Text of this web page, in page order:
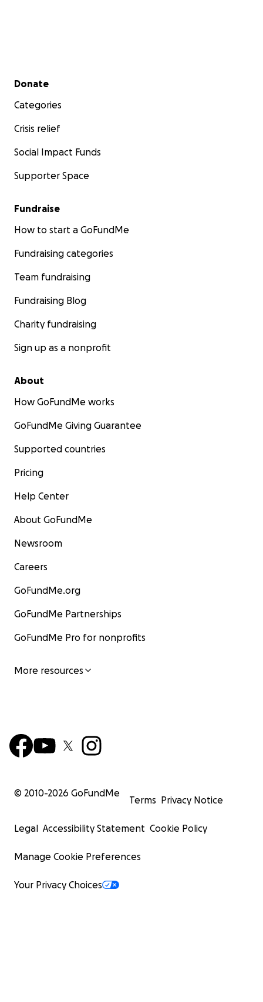
Secondary menu
Donate
Categories
Crisis relief
Social Impact Funds
Supporter Space
Fundraise
How to start a GoFundMe
Fundraising categories
Team fundraising
Fundraising Blog
Charity fundraising
Sign up as a nonprofit
About
How GoFundMe works
GoFundMe Giving Guarantee
Supported countries
Pricing
Help Center
About GoFundMe
Newsroom
Careers
GoFundMe.org
GoFundMe Partnerships
GoFundMe Pro for nonprofits
More resources
© 2010-2026 GoFundMe
Terms Privacy Notice
Legal Accessibility Statement Cookie Policy
Manage Cookie Preferences
Your Privacy Choices